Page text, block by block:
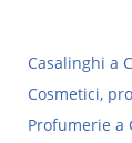
Casalinghi a
Cosmetici,
Profumerie a